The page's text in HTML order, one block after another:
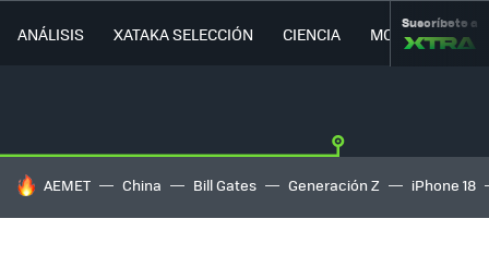
ANÁLISIS XATAKA SELECCIÓN CIENCIA MOVILIDAD
Suscríbete a
HOY SE HABLA DE
AEMET China Bill Gates Generación Z iPhone 18